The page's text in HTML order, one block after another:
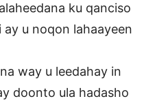
ku qanciso
u noqon lahaayeen
way u leedahay in
doonto ula hadasho